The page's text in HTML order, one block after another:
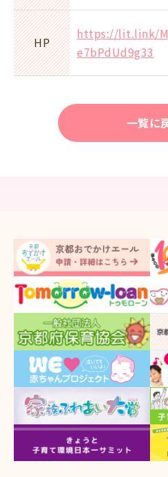
HP
https://lit.link/
e7bPdUd9g33
一覧に